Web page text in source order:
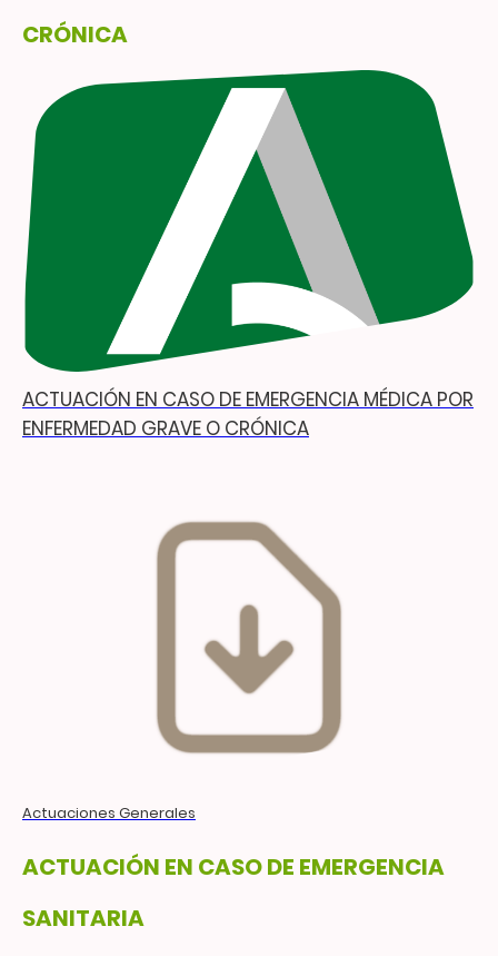
CRÓNICA
ACTUACIÓN EN CASO DE EMERGENCIA MÉDICA POR
ENFERMEDAD GRAVE O CRÓNICA
Actuaciones Generales
ACTUACIÓN EN CASO DE EMERGENCIA
SANITARIA